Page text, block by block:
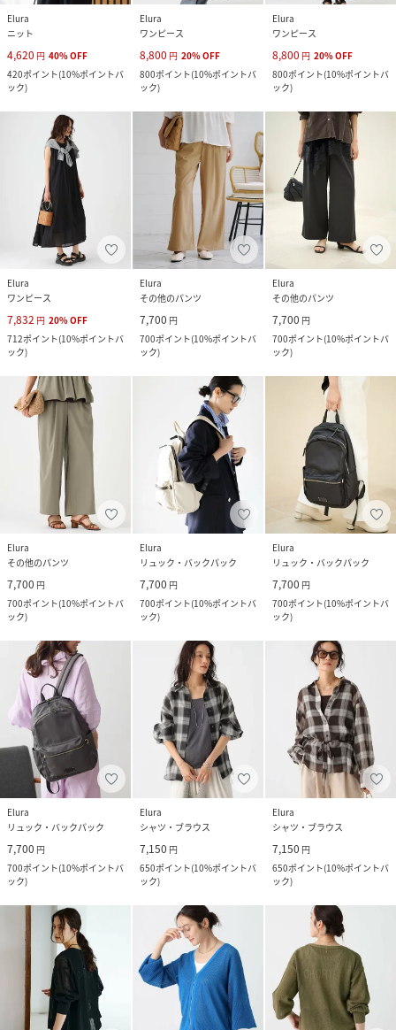
Elura
ニット
4,620 円 40%OFF
420ポイント(10%ポイントバ
ック)
Elura
ワンピース
8,800 円 20%OFF
800ポイント(10%ポイントバ
ック)
Elura
ワンピース
8,800 円 20%OFF
800ポイント(10%ポイントバ
ック)
Elura
ワンピース
7,832 円 20%OFF
712ポイント(10%ポイントバ
ック)
Elura
その他のパンツ
7,700 円
700ポイント(10%ポイントバ
ック)
Elura
その他のパンツ
7,700 円
700ポイント(10%ポイントバ
ック)
Elura
その他のパンツ
7,700 円
700ポイント(10%ポイントバ
ック)
Elura
リュック・バックパック
7,700 円
700ポイント(10%ポイントバ
ック)
Elura
リュック・バックパック
7,700 円
700ポイント(10%ポイントバ
ック)
Elura
リュック・バックパック
7,700 円
700ポイント(10%ポイントバ
ック)
Elura
シャツ・ブラウス
7,150 円
650ポイント(10%ポイントバ
ック)
Elura
シャツ・ブラウス
7,150 円
650ポイント(10%ポイントバ
ック)